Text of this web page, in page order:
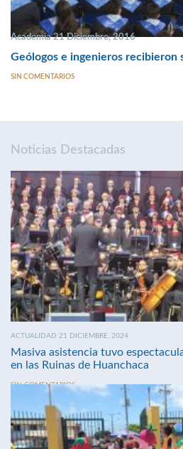
Academia 21 Diciembre, 2016
Geólogos e ingenieros recibieron
SIN COMENTARIOS
Noticias Destacadas
ACTUALIDAD 21 DICIEMBRE, 2024
Masiva asistencia tuvo
en las Ruinas de Huanchaca
SIN COMENTARIOS